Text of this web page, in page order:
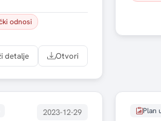
odnosi
detalje Otvori
2023-12-29 Plan